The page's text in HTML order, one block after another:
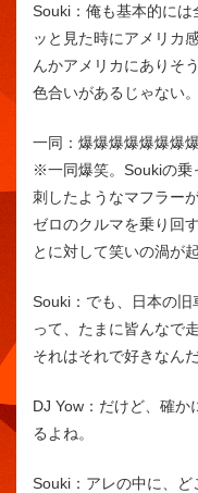
Souki： 俺も基本的には
ッと見た時にアメリカ
んかアメリカにありそ
色合いがあるじゃない
一同： 爆爆爆爆爆爆爆
※一同爆笑。Soukiの乗
刺したようなマフラー
ゼロのクルマを乗り回
とに対して笑いの渦が
Souki： でも、日本の
って、たまに皆んなで
それはそれで好きなんだ
DJ Yow： だけど、確か
るよね。
Souki： アレの中に、ど